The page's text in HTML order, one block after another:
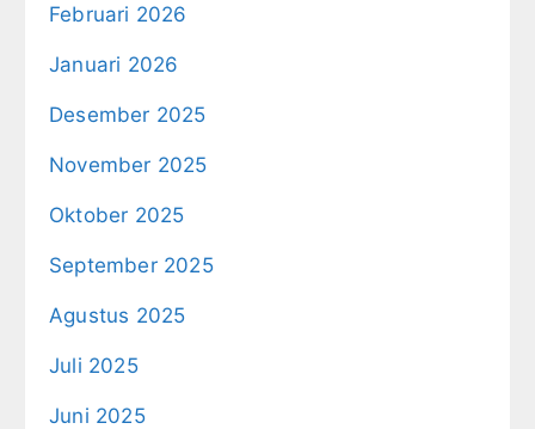
Februari 2026
Januari 2026
Desember 2025
November 2025
Oktober 2025
September 2025
Agustus 2025
Juli 2025
Juni 2025